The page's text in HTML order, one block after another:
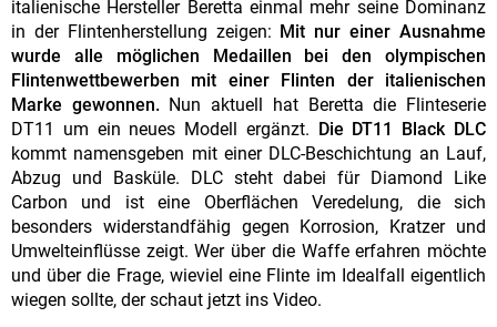
italienische Hersteller Beretta einmal mehr seine Dominanz
in der Flintenherstellung zeigen: Mit nur einer Ausnahme
wurde alle möglichen Medaillen bei den olympischen
Flintenwettbewerben mit einer Flinten der italienischen
Marke gewonnen.Nun aktuell hat Beretta die Flinteserie
DT11 um ein neues Modell ergänzt. Die DT11 Black DLC
kommt namensgeben mit einer DLC-Beschichtung an Lauf,
Abzug und Basküle. DLC steht dabei für Diamond Like
Carbon und ist eine Oberflächen Veredelung, die sich
besonders widerstandfähig gegen Korrosion, Kratzer und
Umwelteinflüsse zeigt. Wer über die Waffe erfahren möchte
und über die Frage, wieviel eine Flinte im Idealfall eigentlich
wiegen sollte, der schaut jetzt ins Video.